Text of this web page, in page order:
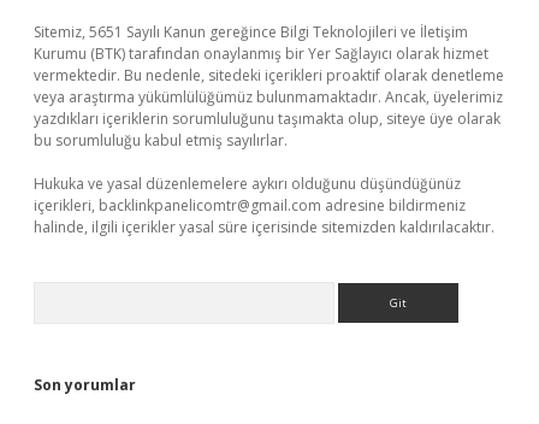
Sitemiz, 5651 Sayılı Kanun gereğince Bilgi Teknolojileri ve İletişim
Kurumu (BTK) tarafından onaylanmış bir Yer Sağlayıcı olarak hizmet
vermektedir. Bu nedenle, sitedeki içerikleri proaktif olarak denetleme
veya araştırma yükümlülüğümüz bulunmamaktadır. Ancak, üyelerimiz
yazdıkları içeriklerin sorumluluğunu taşımakta olup, siteye üye olarak
bu sorumluluğu kabul etmiş sayılırlar.
Hukuka ve yasal düzenlemelere aykırı olduğunu düşündüğünüz
içerikleri, backlinkpanelicomtr@gmail.com adresine bildirmeniz
halinde, ilgili içerikler yasal süre içerisinde sitemizden kaldırılacaktır.
Son yorumlar